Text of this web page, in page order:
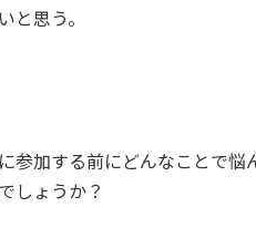
と思う。
参加する前にどんなことで悩
しょうか？